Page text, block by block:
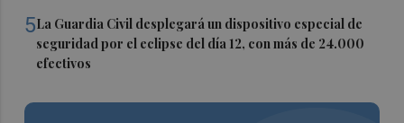
5La Guardia Civil desplegará un dispositivo especial de
seguridad por el eclipse del día 12, con más de 24.000
efectivos